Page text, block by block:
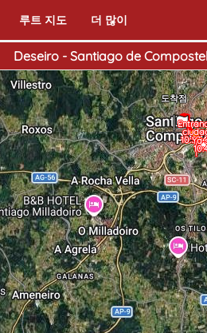
루트 지도 더 많이
Deseiro - Santiago de
도착점
Ya